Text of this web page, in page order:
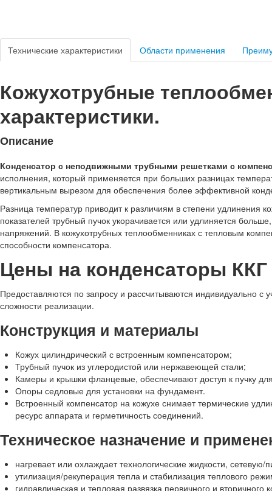
Технические характеристики Области применения
Кожухотрубные
характеристики.
Описание
Конденсатор с неподвижными трубными решетками с
исполнения, который применяется при больших разницах
вертикальным вырезом для обеспечения более эффективной
Разница температур приводит к различиям в степени удлинения
показателей трубный пучок укорачивается или удлиняется
напряжений. В кожухотрубных теплообменниках с тепловым
способности компенсатора.
Цены на конденсаторы ККГ
Предоставляются по запросу и рассчитываются индивидуально с
сложности реализации.
Конструкция и материалы
Кожух цилиндрический с встроенным компенсатором;
Трубный пучок из углеродистой или нержавеющей стали;
Камеры и крышки фланцевые, обеспечивают доступ к пучку
Опоры седловые для установки на фундамент.
Встроенный компенсатор на кожухе снимает термические
ресурс аппарата и герметичность соединений.
Техническое назначение и
нагревает или охлаждает технологические жидкости, сетевую/
утилизация/рекуперация тепла и стабилизация теплового
гидравлическая и тепловая развязка первичного и вторичного